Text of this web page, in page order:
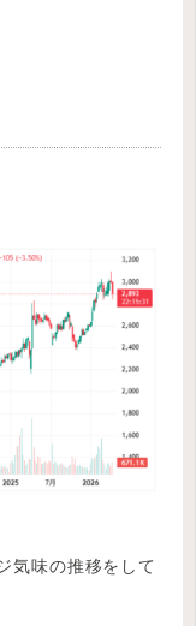
気味の推移をして